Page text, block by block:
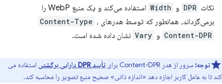
نکات DPR و Width
استفاده می‌کند و یک منبع WebP را
برمی‌گرداند، همانطور که توسط هدرهای
Content-Type ،
Content-DPR و Vary نشان داده شده است.
توجه: سرور از هدر Content-DPR برای تأیید DPR دارایی برگشتی
استفاده می
کند تا به عامل کاربر اجازه دهد «اندازه ذاتی» صحیح منبع تصویر را محاسبه کند.